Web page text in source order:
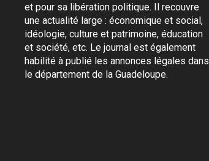
et pour sa libération politique. Il recouvre
une actualité large : économique et social,
idéologie, culture et patrimoine, éducation
et société, etc. Le journal est également
habilité à publié les annonces légales dans
le département de la Guadeloupe.